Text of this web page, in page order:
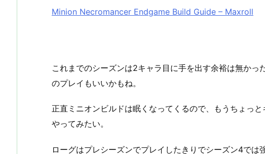
Minion Necromancer Endgame Build Guide – Maxroll
これまでのシーズンは2キャラ目に手を出す余裕は無かっ
のプレイもいいかもね。
正直ミニオンビルドは眠くなってくるので、もうちょっ
やってみたい。
ローグはプレシーズンでプレイしたきりでシーズン4では